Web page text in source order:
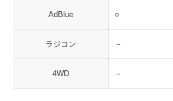
AdBlue ○
ラジコン －
4WD －